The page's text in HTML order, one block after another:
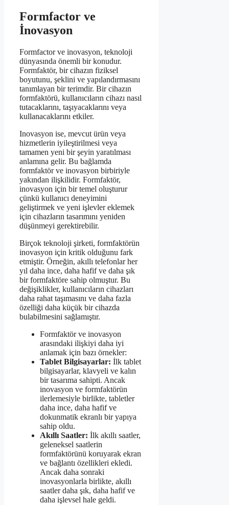
Formfactor ve
İnovasyon
Formfactor ve inovasyon, teknoloji
dünyasında önemli bir konudur.
Formfaktör, bir cihazın fiziksel
boyutunu, şeklini ve yapılandırmasını
tanımlayan bir terimdir. Bir cihazın
formfaktörü, kullanıcıların cihazı nasıl
tutacaklarını, taşıyacaklarını veya
kullanacaklarını etkiler.
Inovasyon ise, mevcut ürün veya
hizmetlerin iyileştirilmesi veya
tamamen yeni bir şeyin yaratılması
anlamına gelir. Bu bağlamda
formfaktör ve inovasyon birbiriyle
yakından ilişkilidir. Formfaktör,
inovasyon için bir temel oluşturur
çünkü kullanıcı deneyimini
geliştirmek ve yeni işlevler eklemek
için cihazların tasarımını yeniden
düşünmeyi gerektirebilir.
Birçok teknoloji şirketi, formfaktörün
inovasyon için kritik olduğunu fark
etmiştir. Örneğin, akıllı telefonlar her
yıl daha ince, daha hafif ve daha şık
bir formfaktöre sahip olmuştur. Bu
değişiklikler, kullanıcıların cihazları
daha rahat taşımasını ve daha fazla
özelliği daha küçük bir cihazda
bulabilmesini sağlamıştır.
Formfaktör ve inovasyon
arasındaki ilişkiyi daha iyi
anlamak için bazı örnekler:
Tablet Bilgisayarlar: İlk tablet
bilgisayarlar, klavyeli ve kalın
bir tasarıma sahipti. Ancak
inovasyon ve formfaktörün
ilerlemesiyle birlikte, tabletler
daha ince, daha hafif ve
dokunmatik ekranlı bir yapıya
sahip oldu.
Akıllı Saatler: İlk akıllı saatler,
geleneksel saatlerin
formfaktörünü koruyarak ekran
ve bağlantı özellikleri ekledi.
Ancak daha sonraki
inovasyonlarla birlikte, akıllı
saatler daha şık, daha hafif ve
daha işlevsel hale geldi.